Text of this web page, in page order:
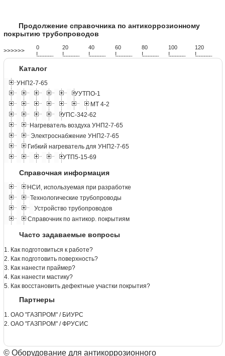
Продолжение справочника по антикоррозионному
покрытию трубопроводов
>>>>>> 0
!...................
20
!...................
40
!...................
60
!...................
80
!...................
100
!...................
120
!...................
Каталог
УНП2-7-65
УУТПО-1
МТ 4-2
УПС-342-62
Нагреватель воздуха УНП2-7-65
Электроснабжение УНП2-7-65
Гибкий нагреватель для УНП2-7-65
УТП5-15-69
Справочная информация
НСИ, используемая при разработке
Технологические трубопроводы
Устройство трубопроводов
Справочник по антикор. покрытиям
Часто задаваемые вопросы
1. Как подготовиться к работе?
2. Как подготовить поверхность?
3. Как нанести праймер?
4. Как нанести мастику?
5. Как восстановить дефектные участки покрытия?
Партнеры
1. ОАО "ГАЗПРОМ" / БИУРС
2. ОАО "ГАЗПРОМ" / ФРУСИС
© Оборудование для антикоррозионного